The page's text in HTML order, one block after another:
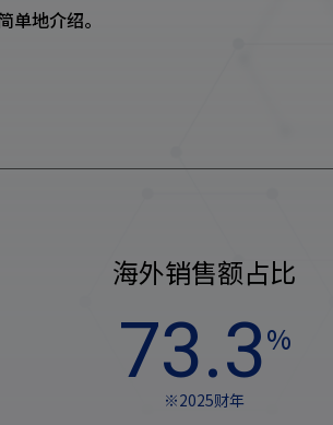
单地介绍。
海外销售额占比
73.3%
※2025财年